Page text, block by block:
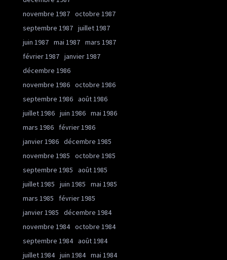
novembre 1987 octobre 1987
septembre 1987 juillet 1987
juin 1987 mai 1987 mars 1987
février 1987 janvier 1987
décembre 1986
novembre 1986 octobre 1986
septembre 1986 août 1986
juillet 1986 juin 1986 mai 1986
mars 1986
février 1986
janvier 1986 décembre 1985
novembre 1985
octobre 1985
septembre 1985
août 1985
juillet 1985
juin 1985
mai 1985
mars 1985
février 1985
janvier 1985
décembre 1984
novembre 1984 octobre 1984
septembre 1984 août 1984
juillet 1984 juin 1984 mai 1984